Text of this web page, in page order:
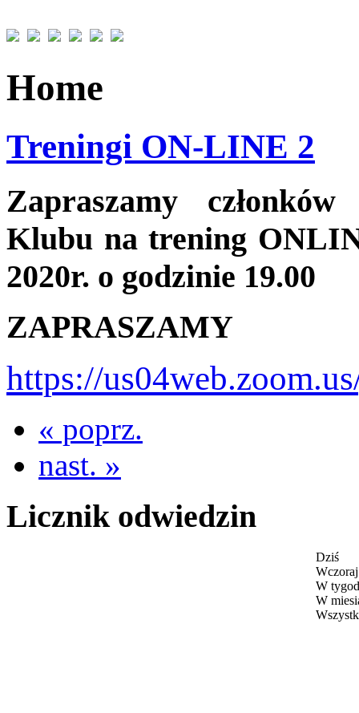
Home
Treningi ON-LINE 2
Zapraszamy
Klubu na trening
2020r. o godzinie 19.00
ZAPRASZAMY
https://
« poprz.
nast. »
Licznik odwiedzin
Dziś
Wczoraj
W
W